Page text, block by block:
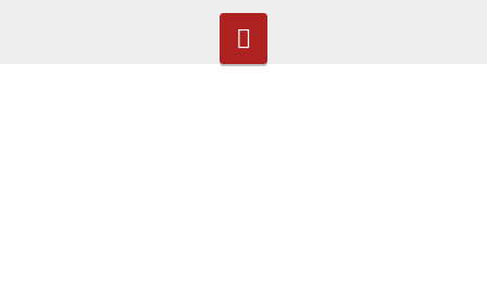
Navigation